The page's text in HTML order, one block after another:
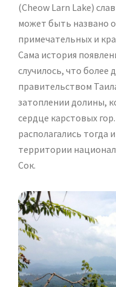
(Cheow Larn Lake)
может быть названо
примечательных и
Сама история
случилось, что более
правительством
затоплении долины,
сердце карстовых
располагались
территории
Сок.